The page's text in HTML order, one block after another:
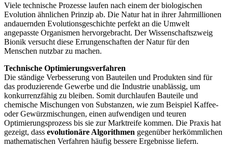
Viele technische Prozesse laufen nach einem der biologischen
Evolution ähnlichen Prinzip ab. Die Natur hat in ihrer Jahrmillionen
andauernden Evolutionsgeschichte perfekt an die Umwelt
angepasste Organismen hervorgebracht. Der Wissenschaftszweig
Bionik versucht diese Errungenschaften der Natur für den
Menschen nutzbar zu machen.
Technische Optimierungsverfahren
Die ständige Verbesserung von Bauteilen und Produkten sind für
das produzierende Gewerbe und die Industrie unablässig, um
konkurrenzfähig zu bleiben. Somit durchlaufen Bauteile und
chemische Mischungen von Substanzen, wie zum Beispiel Kaffee-
oder Gewürzmischungen, einen aufwendigen und teuren
Optimierungsprozess bis sie zur Marktreife kommen. Die Praxis hat
gezeigt, dass evolutionäre Algorithmen gegenüber herkömmlichen
mathematischen Verfahren häufig bessere Ergebnisse liefern.